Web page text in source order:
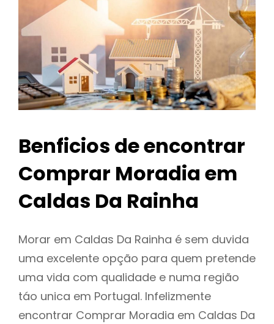
Benficios de encontrar
Comprar Moradia em
Caldas Da Rainha
Morar em Caldas Da Rainha é sem duvida
uma excelente opção para quem pretende
uma vida com qualidade e numa região
táo unica em Portugal. Infelizmente
encontrar Comprar Moradia em Caldas Da